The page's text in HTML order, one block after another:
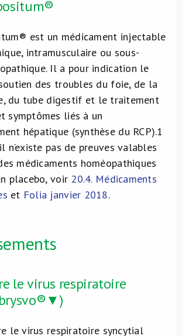
est un médicament injectable
intramusculaire ou sous-
Il a pour indication le
des troubles du foie, de la
du tube digestif et le traitement
symptômes liés à un
hépatique (synthèse du RCP).1
n’existe pas de preuves valables
médicaments homéopathiques
placebo, voir 20.4. Médicaments
et Folia janvier 2018.
le virus respiratoire
le virus respiratoire syncytial